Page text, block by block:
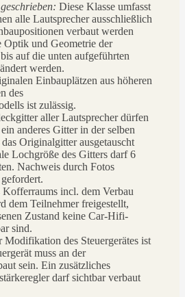
Diese Klasse umfasst
alle Lautsprecher ausschließlich
verbaut werden
Optik und Geometrie der
auf die unten aufgeführten
werden.
Einbauplätzen aus höheren
des
ist zulässig.
aller Lautsprecher dürfen
anderes Gitter in der selben
Originalgitter ausgetauscht
Lochgröße des Gitters darf 6
Nachweis durch Fotos
Kofferraums incl. dem Verbau
dem Teilnehmer freigestellt,
Zustand keine Car-Hifi-
sind.
Modifikation des Steuergerätes ist
muss an der
sein. Ein zusätzliches
darf sichtbar verbaut